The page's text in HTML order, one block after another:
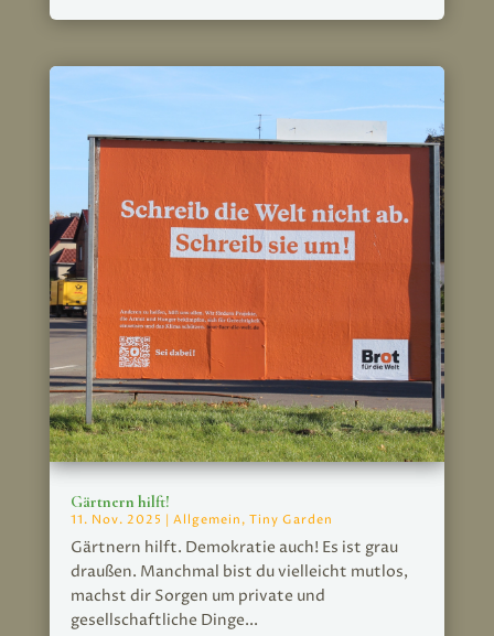
Gärtnern hilft!
11. Nov. 2025 | Allgemein , Tiny Garden
Gärtnern hilft. Demokratie auch! Es ist grau
draußen. Manchmal bist du vielleicht mutlos,
machst dir Sorgen um private und
gesellschaftliche Dinge...